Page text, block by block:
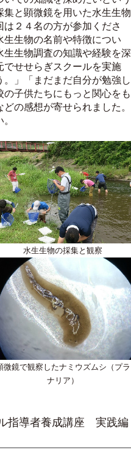
と顕微鏡を用いた水生生物
２４名の方が参加くださ
生生物の名前や特徴につい
生物調査の知識や経験を深
せせらぎスクールを実施
。」「まだまだ自分が勉強し
子供たちにもっと関心をも
の感想が寄せられました。
水生生物の採集と観察
微鏡で観察したナミウズムシ（プラ
ナリア）
指導者養成講座 実践編